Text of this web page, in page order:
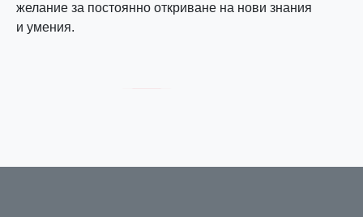
желание за постоянно откриване на нови знания
и умения.